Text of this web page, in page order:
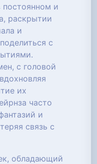
постоянном и
раскрытии
и
с
с головой
их
часто
и
связь с
обладающий